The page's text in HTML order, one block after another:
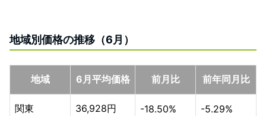
地域別価格の推移（6月）
地域 6月平均価格 前月比 前年同月比
関東 36,928円 -18.50% -5.29%